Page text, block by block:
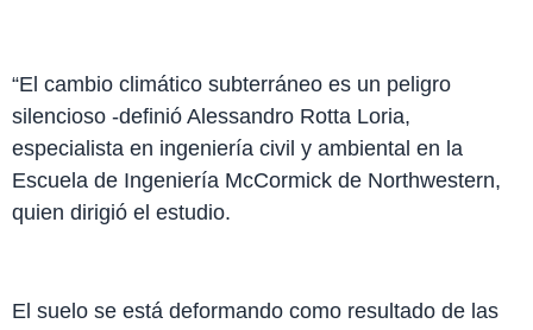
“El cambio climático subterráneo es un peligro
silencioso -definió Alessandro Rotta Loria,
especialista en ingeniería civil y ambiental en la
Escuela de Ingeniería McCormick de Northwestern,
quien dirigió el estudio.
El suelo se está deformando como resultado de las